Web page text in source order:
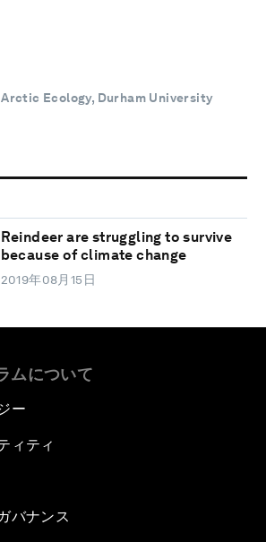
Ecology, Durham University
Reindeer are struggling to survive
because of climate change
2019年08月15日
ムについて
ー
ィティ
バナンス